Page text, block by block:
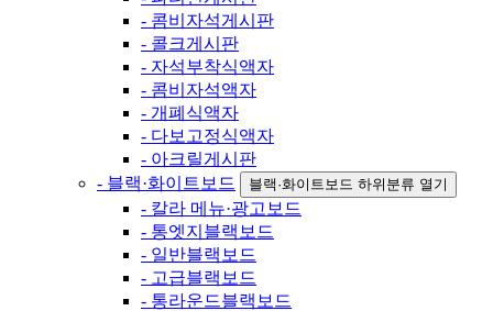
- 콤비자석게시판
- 콜크게시판
- 자석부착식액자
- 콤비자석액자
- 개폐식액자
- 다보고정식액자
- 아크릴게시판
- 블랙·화이트보드
블랙·화이트보드 하위분류 열기
- 칼라 메뉴·광고보드
- 통엣지블랙보드
- 일반블랙보드
- 고급블랙보드
- 통라운드블랙보드